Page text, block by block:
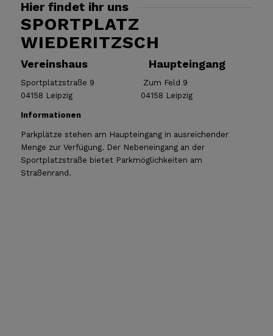
Hier findet ihr uns
SPORTPLATZ
WIEDERITZSCH
Vereinshaus Haupteingang
Sportplatzstraße 9 Zum Feld 9
04158 Leipzig 04158 Leipzig
Informationen
Parkplätze stehen am Haupteingang in ausreichender
Menge zur Verfügung. Der Nebeneingang an der
Sportplatzstraße bietet Parkmöglichkeiten am
Straßenrand.